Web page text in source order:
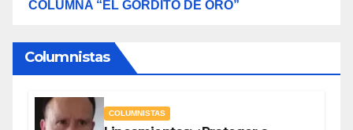
COLUMNA “EL GORDITO DE ORO”
Columnistas
COLUMNISTAS